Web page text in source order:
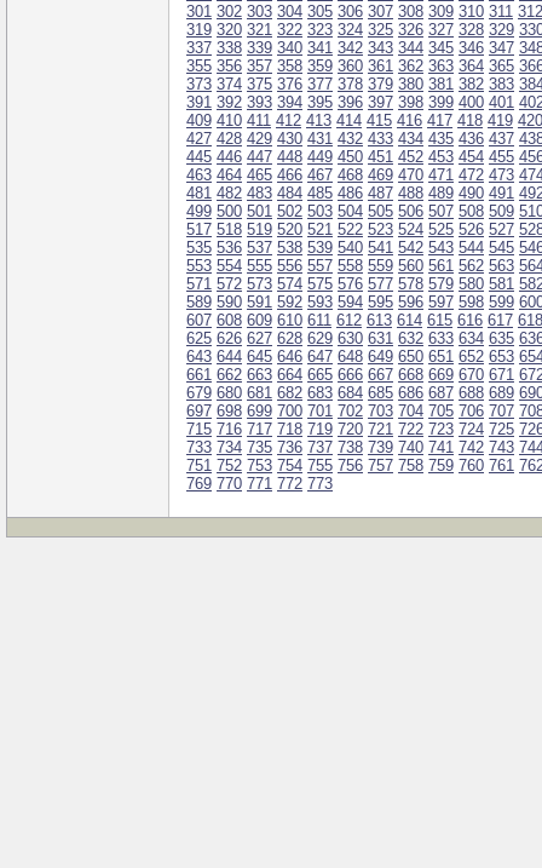
301 302 303 304 305 306 307 308 309 310 311 312
319 320 321 322 323 324 325 326 327 328 329
337 338 339 340 341 342 343 344 345 346 347
355 356 357 358 359 360 361 362 363 364 365
373 374 375 376 377 378 379 380 381 382 383
391 392 393 394 395 396 397 398 399 400 401
409 410 411 412 413 414 415 416 417 418 419 420
427 428 429 430 431 432 433 434 435 436 437
445 446 447 448 449 450 451 452 453 454 455
463 464 465 466 467 468 469 470 471 472 473
481 482 483 484 485 486 487 488 489 490 491
499 500 501 502 503 504 505 506 507 508 509
517 518 519 520 521 522 523 524 525 526 527
535 536 537 538 539 540 541 542 543 544 545
553 554 555 556 557 558 559 560 561 562 563
571 572 573 574 575 576 577 578 579 580 581
589 590 591 592 593 594 595 596 597 598 599
607 608 609 610 611 612 613 614 615 616 617 618
625 626 627 628 629 630 631 632 633 634 635
643 644 645 646 647 648 649 650 651 652 653
661 662 663 664 665 666 667 668 669 670 671
679 680 681 682 683 684 685 686 687 688 689
697 698 699 700 701 702 703 704 705 706 707
715 716 717 718 719 720 721 722 723 724 725
733 734 735 736 737 738 739 740 741 742 743
751 752 753 754 755 756 757 758 759 760 761
769 770 771 772 773